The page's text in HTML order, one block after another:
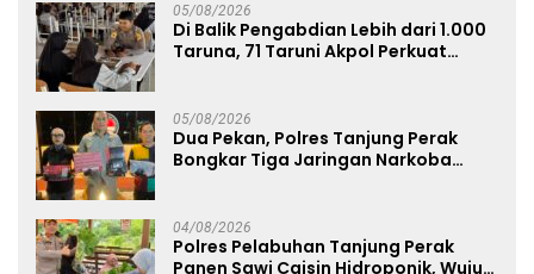
05/08/2026
Di Balik Pengabdian Lebih dari 1.000
Taruna, 71 Taruni Akpol Perkuat
05/08/2026
Dua Pekan, Polres Tanjung Perak
Bongkar Tiga Jaringan Narkoba
04/08/2026
Polres Pelabuhan Tanjung Perak
Panen Sawi Caisin Hidroponik, Wujud